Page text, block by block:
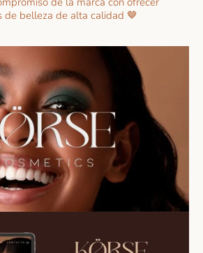
de belleza de alta calidad 🤎